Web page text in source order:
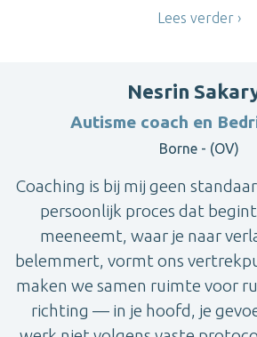
Lees verder
Nesrin
Autisme coach en
Borne - (OV)
Coaching is bij mij geen
persoonlijk proces dat
meeneemt, waar je naar
belemmert, vormt ons
maken we samen ruimte voor
richting — in je hoofd, je